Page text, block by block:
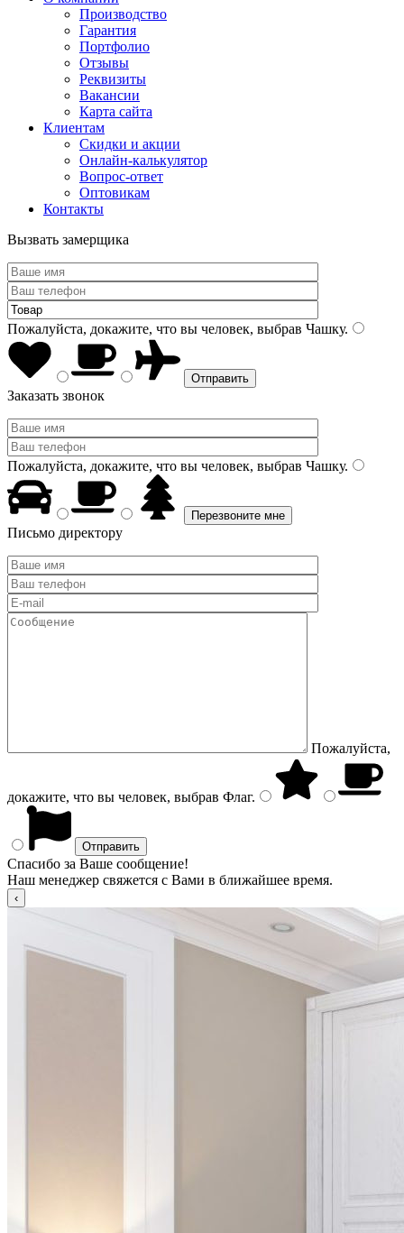
Производство
Гарантия
Портфолио
Отзывы
Реквизиты
Вакансии
Карта сайта
Клиентам
Скидки и акции
Онлайн-калькулятор
Вопрос-ответ
Оптовикам
Контакты
Вызвать замерщика
Пожалуйста, докажите, что вы человек, выбрав Чашку.
Заказать звонок
Пожалуйста, докажите, что вы человек, выбрав Чашку.
Письмо директору
Пожалуйста,
докажите, что вы человек, выбрав Флаг.
Спасибо за Ваше сообщение!
Наш менеджер свяжется с Вами в ближайшее время.